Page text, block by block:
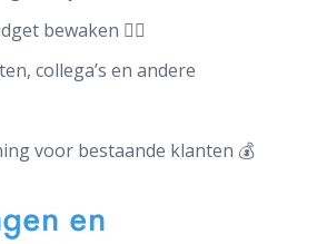
bewaken 👮‍♂️
collega’s en andere
voor bestaande klanten 💰
en